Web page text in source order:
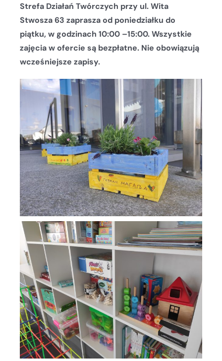
Strefa Działań Twórczych przy ul. Wita
Stwosza 63 zaprasza od poniedziałku do
piątku, w godzinach 10:00 –15:00. Wszystkie
zajęcia w ofercie są bezpłatne. Nie obowiązują
wcześniejsze zapisy.